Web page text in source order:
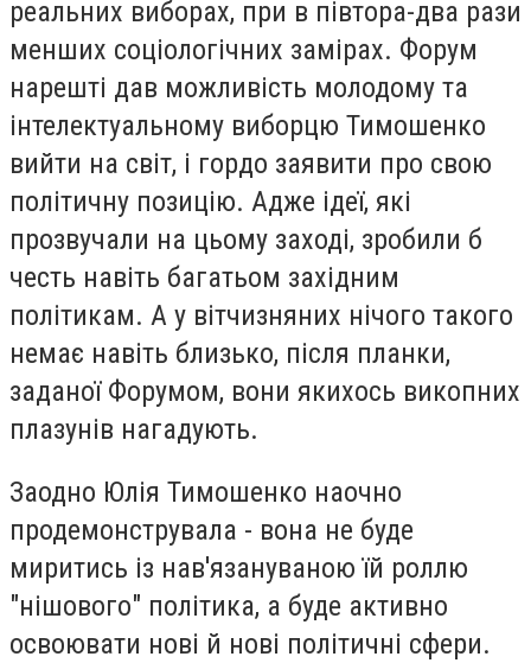
реальних виборах, при в півтора-два рази
менших соціологічних замірах. Форум
нарешті дав можливість молодому та
інтелектуальному виборцю Тимошенко
вийти на світ, і гордо заявити про свою
політичну позицію. Адже ідеї, які
прозвучали на цьому заході, зробили б
честь навіть багатьом західним
політикам. А у вітчизняних нічого такого
немає навіть близько, після планки,
заданої Форумом, вони якихось викопних
плазунів нагадують.
Заодно Юлія Тимошенко наочно
продемонструвала - вона не буде
миритись із нав'язануваною їй роллю
"нішового" політика, а буде активно
освоювати нові й нові політичні сфери.